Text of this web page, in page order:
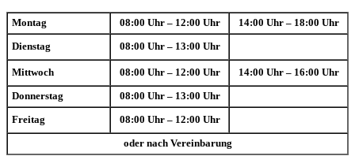
Montag 08:00 Uhr – 12:00 Uhr 14:00 Uhr – 18:00 Uhr
Dienstag 08:00 Uhr – 13:00 Uhr
Mittwoch 08:00 Uhr – 12:00 Uhr 14:00 Uhr – 16:00 Uhr
Donnerstag 08:00 Uhr – 13:00 Uhr
Freitag 08:00 Uhr – 12:00 Uhr
oder nach Vereinbarung